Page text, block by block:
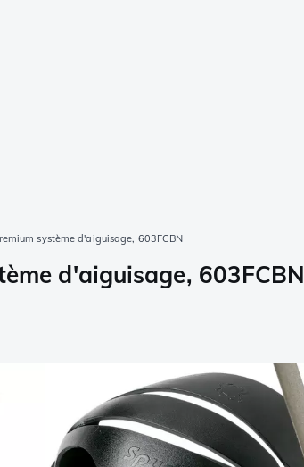
système d'aiguisage, 603FCBN
d'aiguisage, 603FCBN